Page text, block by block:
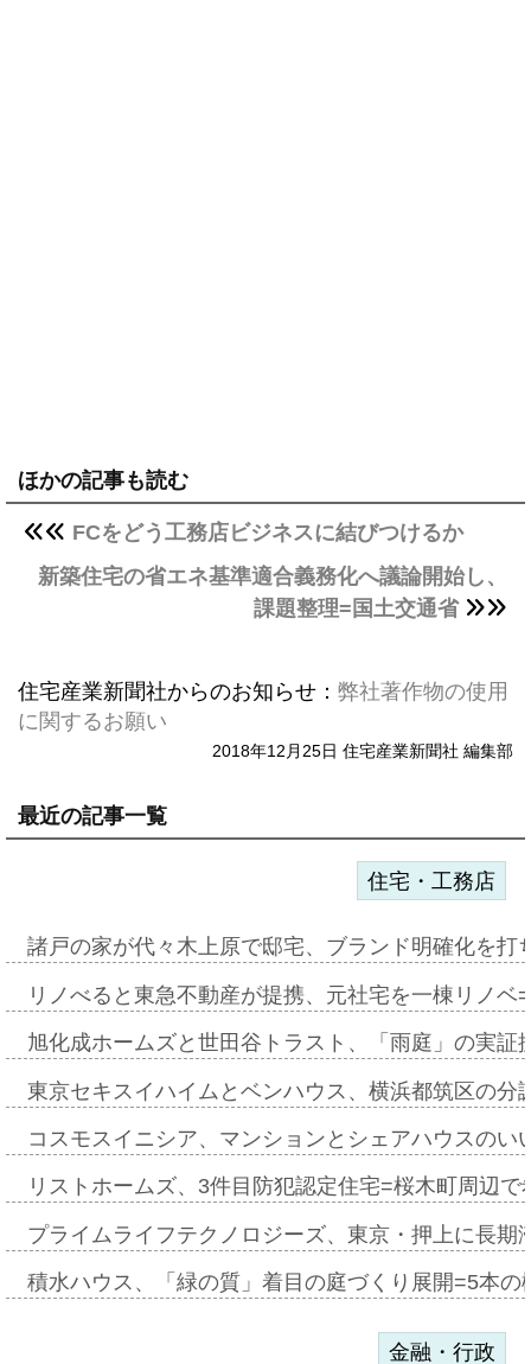
ほかの記事も読む
FCをどう工務店ビジネスに結びつけるか
新築住宅の省エネ基準適合義務化へ議論開始し、
課題整理=国土交通省
住宅産業新聞社からのお知らせ： 弊社著作物の使用
に関するお願い
2018年12月25日 住宅産業新聞社 編集部
最近の記事一覧
住宅・工務店
諸戸の家が代々木上原で邸宅、ブランド明確化を
リノべると東急不動産が提携、元社宅を一棟リノ
旭化成ホームズと世田谷トラスト、「雨庭」の実
東京セキスイハイムとベンハウス、横浜都筑区の
コスモスイニシア、マンションとシェアハウスの
リストホームズ、3件目防犯認定住宅=桜木町周辺
プライムライフテクノロジーズ、東京・押上に長
積水ハウス、「緑の質」着目の庭づくり展開=5本
金融・行政